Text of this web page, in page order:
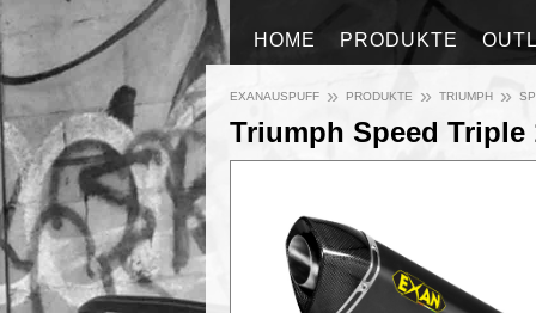
HOME PRODUKTE
EXANAUSPUFF » PRODUKTE » TRIUMPH »
Triumph Speed Triple